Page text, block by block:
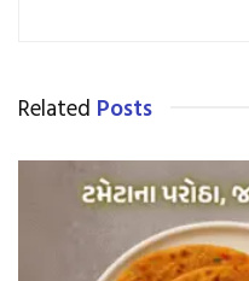
Related Posts